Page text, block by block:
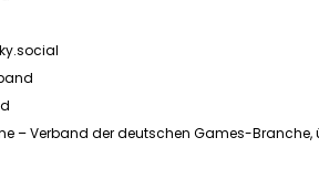
– Verband der deutschen Games-Branche,